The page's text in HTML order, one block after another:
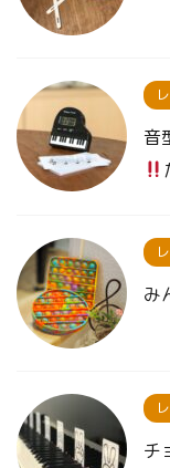
音
み
チ